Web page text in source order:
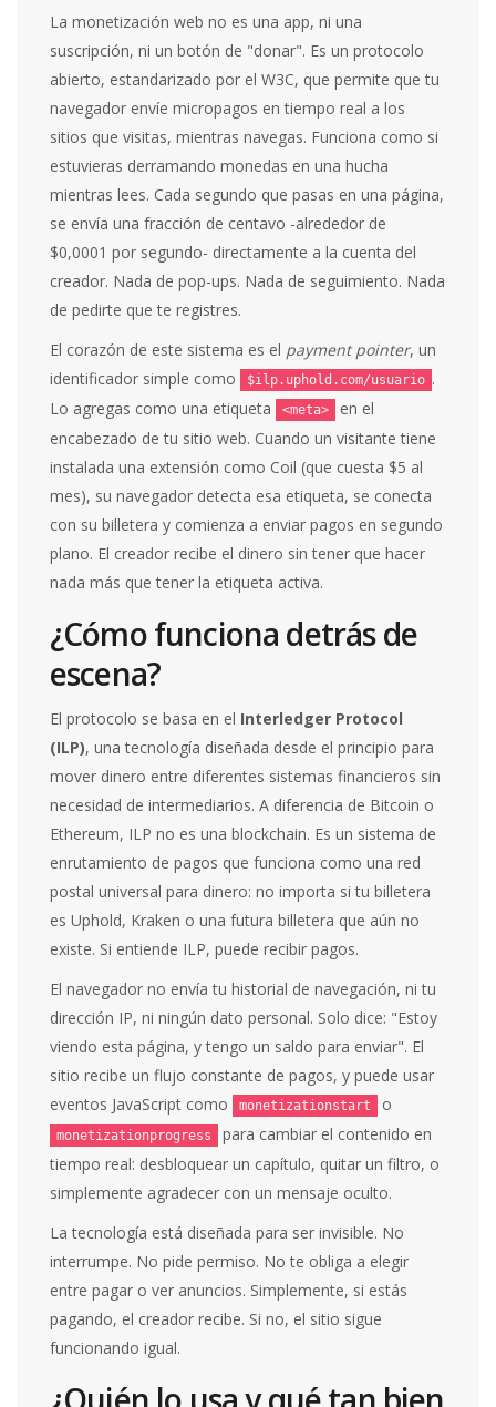
La monetización web no es una app, ni una
suscripción, ni un botón de "donar". Es un protocolo
abierto, estandarizado por el W3C, que permite que tu
navegador envíe micropagos en tiempo real a los
sitios que visitas, mientras navegas. Funciona como si
estuvieras derramando monedas en una hucha
mientras lees. Cada segundo que pasas en una página,
se envía una fracción de centavo -alrededor de
$0,0001 por segundo- directamente a la cuenta del
creador. Nada de pop-ups. Nada de seguimiento. Nada
de pedirte que te registres.
El corazón de este sistema es el payment pointer, un
identificador simple como
$ilp.uphold.com/usuario .
Lo agregas como una etiqueta
<meta>
en el
encabezado de tu sitio web. Cuando un visitante tiene
instalada una extensión como Coil (que cuesta $5 al
mes), su navegador detecta esa etiqueta, se conecta
con su billetera y comienza a enviar pagos en segundo
plano. El creador recibe el dinero sin tener que hacer
nada más que tener la etiqueta activa.
¿Cómo funciona detrás de
escena?
El protocolo se basa en el Interledger Protocol
(ILP), una tecnología diseñada desde el principio para
mover dinero entre diferentes sistemas financieros sin
necesidad de intermediarios. A diferencia de Bitcoin o
Ethereum, ILP no es una blockchain. Es un sistema de
enrutamiento de pagos que funciona como una red
postal universal para dinero: no importa si tu billetera
es Uphold, Kraken o una futura billetera que aún no
existe. Si entiende ILP, puede recibir pagos.
El navegador no envía tu historial de navegación, ni tu
dirección IP, ni ningún dato personal. Solo dice: "Estoy
viendo esta página, y tengo un saldo para enviar". El
sitio recibe un flujo constante de pagos, y puede usar
eventos JavaScript como
monetizationstart o
monetizationprogress
para cambiar el contenido en
tiempo real: desbloquear un capítulo, quitar un filtro, o
simplemente agradecer con un mensaje oculto.
La tecnología está diseñada para ser invisible. No
interrumpe. No pide permiso. No te obliga a elegir
entre pagar o ver anuncios. Simplemente, si estás
pagando, el creador recibe. Si no, el sitio sigue
funcionando igual.